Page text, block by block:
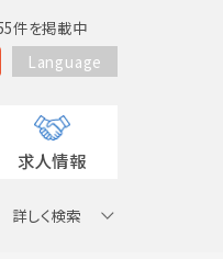
件を掲載中
Language
求人情報
詳しく検索